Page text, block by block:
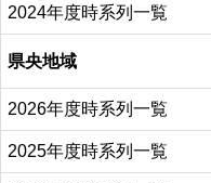
2024年度時系列一覧
県央地域
2026年度時系列一覧
2025年度時系列一覧